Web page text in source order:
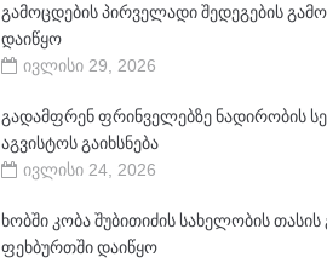
გამოცდების პირველადი შედეგების
დაიწყო
ივლისი 29, 2026
გადამფრენ ფრინველებზე ნადირობის
აგვისტოს გაიხსნება
ივლისი 24, 2026
ხობში კობა შუბითიძის სახელობის თასის
ფეხბურთში დაიწყო